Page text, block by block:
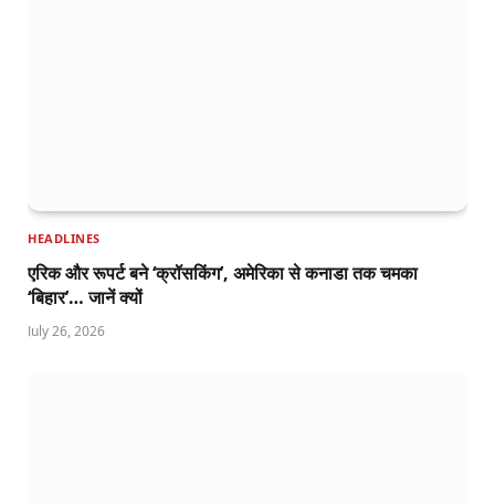
HEADLINES
एरिक और रूपर्ट बने ‘क्रॉसकिंग’, अमेरिका से कनाडा तक चमका
‘बिहार’… जानें क्यों
July 26, 2026